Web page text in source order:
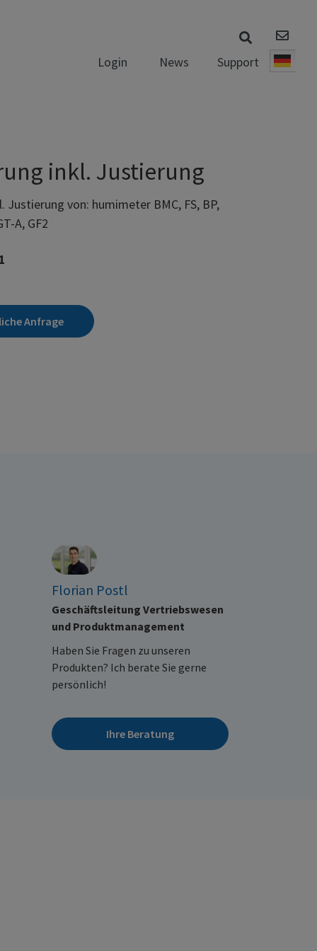
Login News Support
inkl. Justierung
Justierung von: humimeter BMC, FS, BP,
A, GF2
Anfrage
Florian Postl
Geschäftsleitung Vertriebswesen
und Produktmanagement
Haben Sie Fragen zu unseren
Produkten? Ich berate Sie gerne
persönlich!
Ihre Beratung